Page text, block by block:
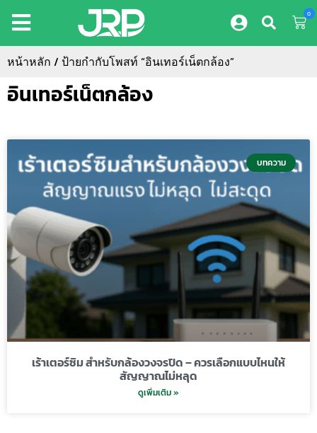
0
หน้าหลัก / ป้ายกำกับโพสท์ “อินเทอร์เน็ตกล้อง”
อินเทอร์เน็ตกล้อง
บทความ
เร้าเตอร์ซิม สำหรับกล้องวงจรปิด – ควรเลือกแบบไหนให้
สัญญาณไม่หลุด
ดูเพิ่มเติม »